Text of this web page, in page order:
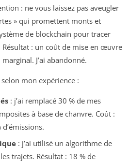
: ne vous laissez pas aveugler
» qui promettent monts et
de blockchain pour tracer
: un coût de mise en œuvre
J’ai abandonné.
mon expérience :
: j’ai remplacé 30 % de mes
à base de chanvre. Coût :
: j’ai utilisé un algorithme de
trajets. Résultat : 18 % de